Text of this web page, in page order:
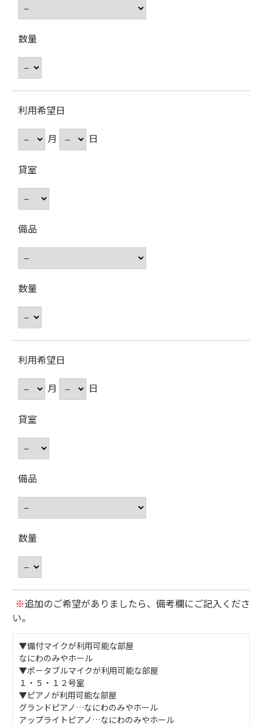
数量
利用希望日
月
日
貸室
備品
数量
利用希望日
月
日
貸室
備品
数量
※追加のご希望がありましたら、備考欄にご記入くださ
い。
▼備付マイクが利用可能な部屋
なにわのみやホール
▼ポータブルマイクが利用可能な部屋
１・５・１２号室
▼ピアノが利用可能な部屋
グランドピアノ…なにわのみやホール
アップライトピアノ…なにわのみやホール